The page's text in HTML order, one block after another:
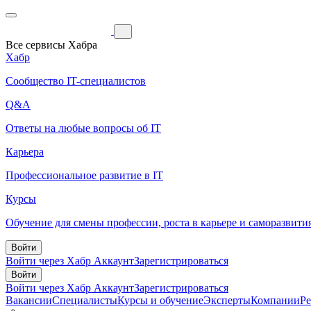
Все сервисы Хабра
Хабр
Сообщество IT-специалистов
Q&A
Ответы на любые вопросы об IT
Карьера
Профессиональное развитие в IT
Курсы
Обучение для смены профессии, роста в карьере и
Войти
Войти через Хабр АккаунтЗарегистрироваться
Войти
Войти через Хабр АккаунтЗарегистрироваться
ВакансииСпециалистыКурсы и обучениеЭкспертыКомпании